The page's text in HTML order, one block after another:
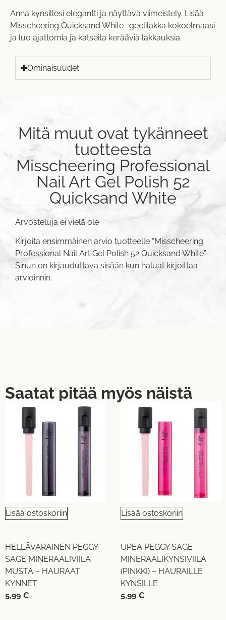
Anna kynsillesi elegantti ja näyttävä viimeistely. Lisää
Misscheering Quicksand White -geelilakka kokoelmaasi
ja luo ajattomia ja katseita kerääviä lakkauksia.
Ominaisuudet
Mitä muut ovat tykänneet
tuotteesta
Misscheering Professional
Nail Art Gel Polish 52
Quicksand White
Arvosteluja ei vielä ole
Kirjoita ensimmäinen arvio tuotteelle “Misscheering
Professional Nail Art Gel Polish 52 Quicksand White”
Sinun on kirjauduttava sisään kun haluat kirjoittaa
arvioinnin.
Saatat pitää myös näistä
Lisää ostoskoriin
HELLÄVARAINEN PEGGY
SAGE MINERAALIVIILA
MUSTA – HAURAAT
KYNNET
5,99 €
Lisää ostoskoriin
UPEA PEGGY SAGE
MINERAALIKYNSIVIILA
(PINKKI) – HAURAILLE
KYNSILLE
5,99 €